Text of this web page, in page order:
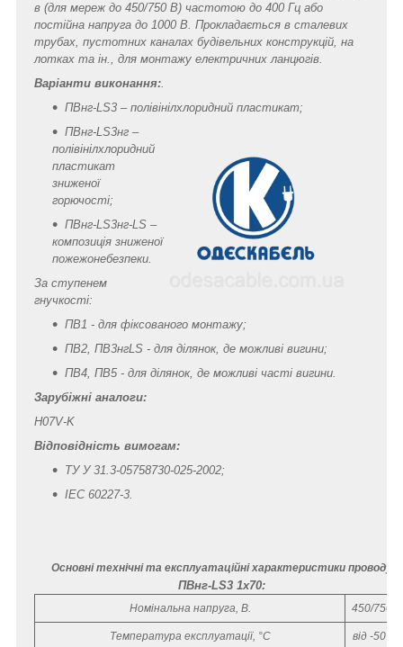
в (для мереж до 450/750 В) частотою до 400 Гц або
постійна напруга до 1000 В. Прокладається в сталевих
трубах, пустотних каналах будівельних конструкцій, на
лотках та ін., для монтажу електричних ланцюгів.
Варіанти виконання:.
ПВнг-LS3 – полівінілхлоридний пластикат;
ПВнг-LS3нг –
полівінілхлоридний
пластикат
зниженої
горючості;
ПВнг-LS3нг-LS –
композиція зниженої
пожежонебезпеки.
За ступенем
гнучкості:
ПВ1 - для фіксованого монтажу;
ПВ2, ПВ3нгLS - для ділянок, де можливі вигини;
ПВ4, ПВ5 - для ділянок, де можливі часті вигини.
Зарубіжні аналоги:
H07V-K
Відповідність вимогам:
ТУ У 31.3-05758730-025-2002;
IEC 60227-3.
Основні технічні та експлуатаційні характеристики проводу
ПВнг-LS3 1х70:
Номінальна напруга, В. 450/750 В
Температура експлуатації, °С
від -50 °C